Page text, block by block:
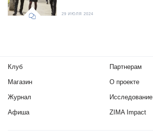
29 ИЮЛЯ 2024
Клуб
Магазин
Журнал
Афиша
Партнерам
О проекте
Исследование
ZIMA Impact